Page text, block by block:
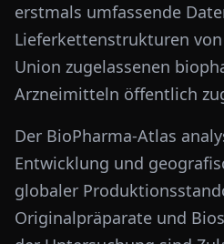
erstmals umfassende
Lieferkettenstrukturen
Union zugelassenen
Arzneimitteln öffentlich
Der BioPharma-Atlas
Entwicklung und
globaler
Originalpräparate und